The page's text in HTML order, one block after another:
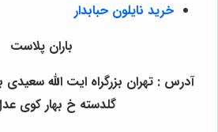
خرید نایلون حبابدار
باران پلاست
آدرس : تهران بزرگراه ایت الله سعیدی
گلدسته خ بهار کوی